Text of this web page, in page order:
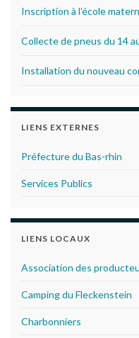
Inscription à l’école
Collecte de pneus du 14
Installation du nouveau
LIENS EXTERNES
Préfecture du Bas-rhin
Services Publics
LIENS LOCAUX
Association des
Camping du Fleckenstein
Charbonniers